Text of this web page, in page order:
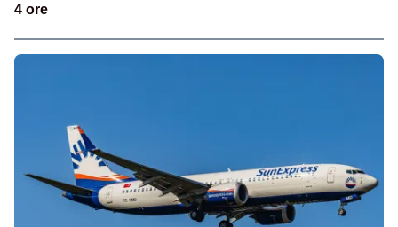
4 ore